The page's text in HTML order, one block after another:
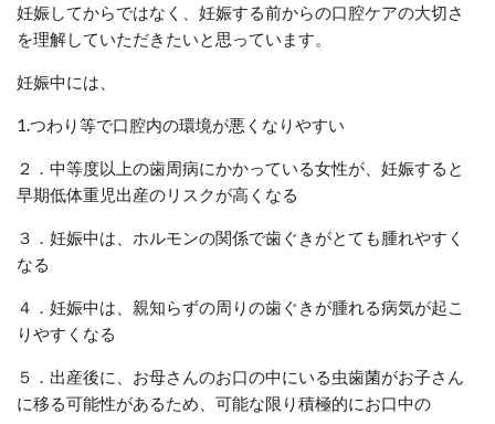
妊娠してからではなく、妊娠する前からの口腔ケアの大切さ
を理解していただきたいと思っています。
妊娠中には、
1.つわり等で口腔内の環境が悪くなりやすい
２．中等度以上の歯周病にかかっている女性が、妊娠すると
早期低体重児出産のリスクが高くなる
３．妊娠中は、ホルモンの関係で歯ぐきがとても腫れやすく
なる
４．妊娠中は、親知らずの周りの歯ぐきが腫れる病気が起こ
りやすくなる
５．出産後に、お母さんのお口の中にいる虫歯菌がお子さん
に移る可能性があるため、可能な限り積極的にお口中の